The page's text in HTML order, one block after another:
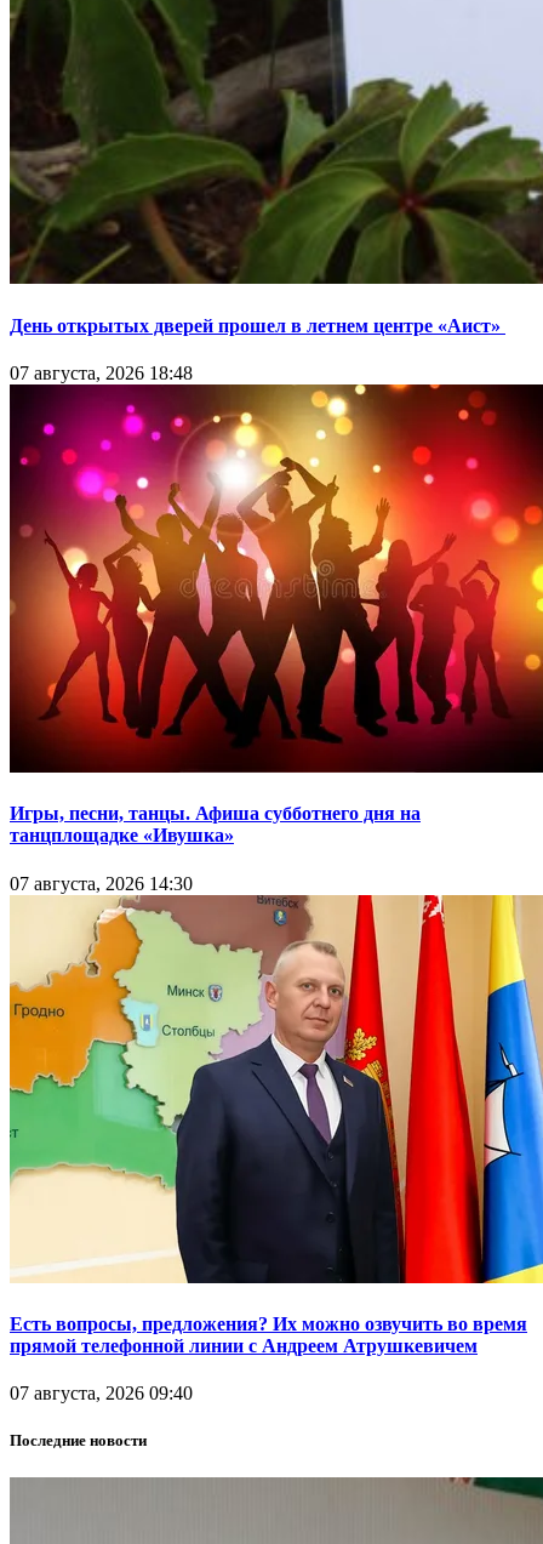
День открытых дверей прошел в летнем центре «Аист»
07 августа, 2026 18:48
Игры, песни, танцы. Афиша субботнего дня на
танцплощадке «Ивушка»
07 августа, 2026 14:30
Есть вопросы, предложения? Их можно озвучить во время
прямой телефонной линии с Андреем Атрушкевичем
07 августа, 2026 09:40
Последние новости